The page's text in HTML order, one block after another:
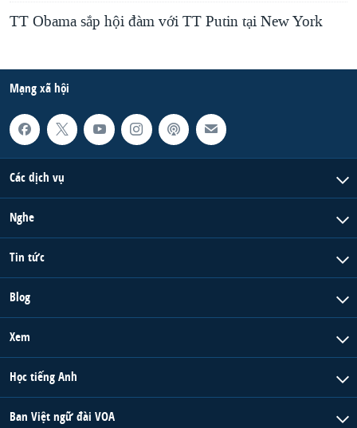
TT Obama sắp hội đàm với TT Putin tại New York
Mạng xã hội
Các dịch vụ
Nghe
Tin tức
Blog
Xem
Học tiếng Anh
Ban Việt ngữ đài VOA